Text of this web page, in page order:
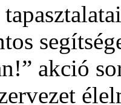
akció